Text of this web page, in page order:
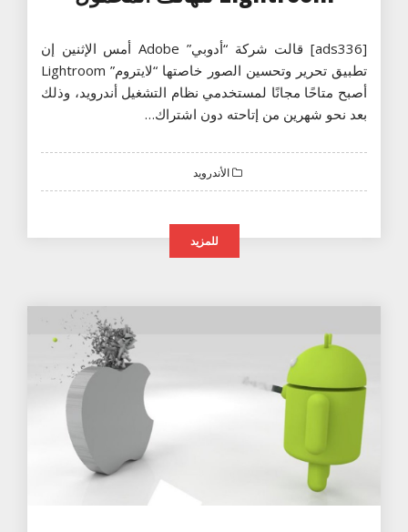
[ads336] قالت شركة “أدوبي” Adobe أمس الإثنين إن
تطبيق تحرير وتحسين الصور خاصتها “لايتروم” Lightroom
أصبح متاحًا مجانًا لمستخدمي نظام التشغيل أندرويد، وذلك
بعد نحو شهرين من إتاحته دون اشتراك…
الأندرويد
للمزيد